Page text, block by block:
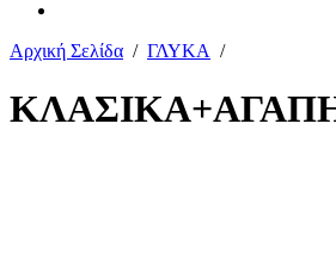
Αρχική Σελίδα / ΓΛΥΚΑ /